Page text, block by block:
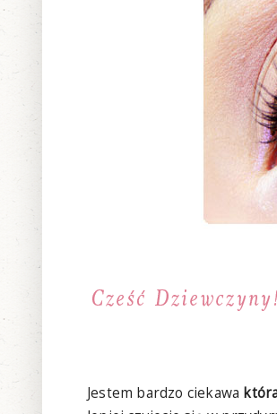
Jestem bardzo ciekawa